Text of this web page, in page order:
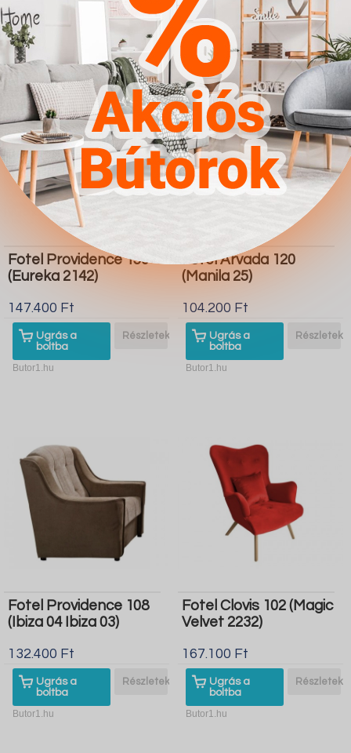
Butor1.hu
Butor1.hu
Fotel Providence 150
(Eureka 2142)
147.400 Ft
Ugrás a
boltba
Részletek
Butor1.hu
Fotel Arvada 120
(Manila 25)
104.200 Ft
Ugrás a
boltba
Részletek
Butor1.hu
Fotel Providence 108
(Ibiza 04 Ibiza 03)
132.400 Ft
Ugrás a
boltba
Részletek
Butor1.hu
Fotel Clovis 102 (Magic
Velvet 2232)
167.100 Ft
Ugrás a
boltba
Részletek
Butor1.hu